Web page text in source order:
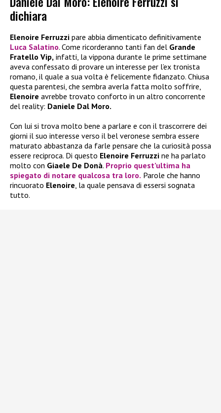
dichiara
Elenoire Ferruzzi pare abbia dimenticato definitivamente
Luca Salatino. Come ricorderanno tanti fan del Grande
Fratello Vip, infatti, la vippona durante le prime settimane
aveva confessato di provare un interesse per l’ex tronista
romano, il quale a sua volta è felicemente fidanzato. Chiusa
questa parentesi, che sembra averla fatta molto soffrire,
Elenoire avrebbe trovato conforto in un altro concorrente
del reality: Daniele Dal Moro.
Con lui si trova molto bene a parlare e con il trascorrere dei
giorni il suo interesse verso il bel veronese sembra essere
maturato abbastanza da farle pensare che la curiosità possa
essere reciproca. Di questo Elenoire Ferruzzi ne ha parlato
molto con Giaele De Donà. Proprio quest’ultima ha
spiegato di notare qualcosa tra loro. Parole che hanno
rincuorato Elenoire, la quale pensava di essersi sognata
tutto.